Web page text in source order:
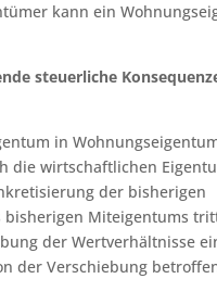
kann ein
steuerliche
in
die wirtschaftlichen
der bisherigen
bisherigen Miteigentums
der Wertverhältnisse
der Verschiebung